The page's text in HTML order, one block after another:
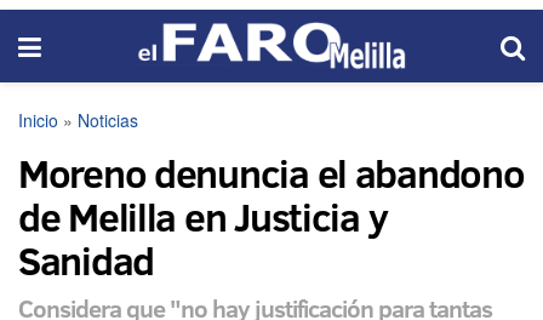
Inicio » Noticias
Moreno denuncia el abandono
de Melilla en Justicia y
Sanidad
Considera que "no hay justificación para tantas